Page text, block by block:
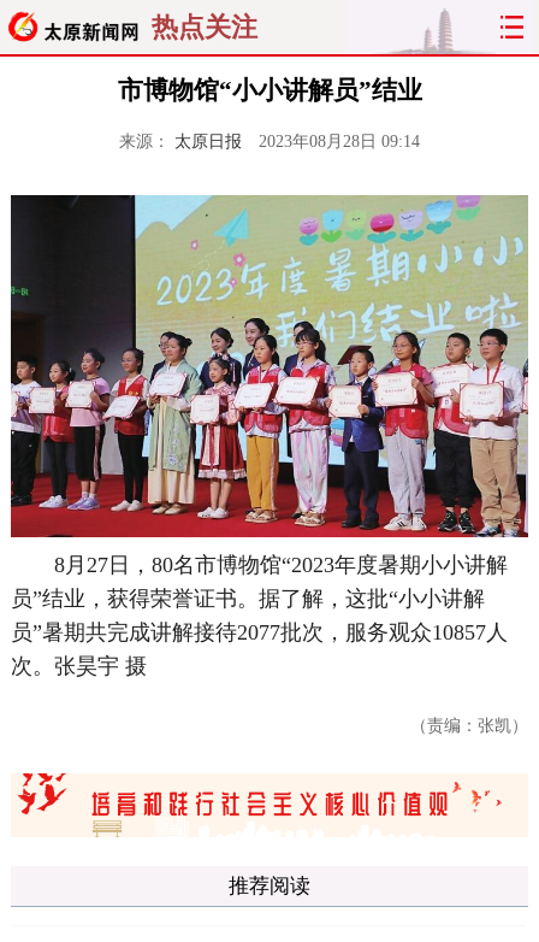
热点关注
市博物馆“小小讲解员”结业
来源： 太原日报 2023年08月28日 09:14
8月27日，80名市博物馆“2023年度暑期小小讲解
员”结业，获得荣誉证书。据了解，这批“小小讲解
员”暑期共完成讲解接待2077批次，服务观众10857人
次。张昊宇 摄
（责编：张凯）
推荐阅读